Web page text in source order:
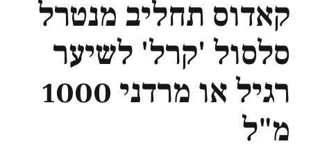
קאדוס תחליב מנטרל
סלסול 'קרל' לשיער
רגיל או מרדני 1000
מ"ל